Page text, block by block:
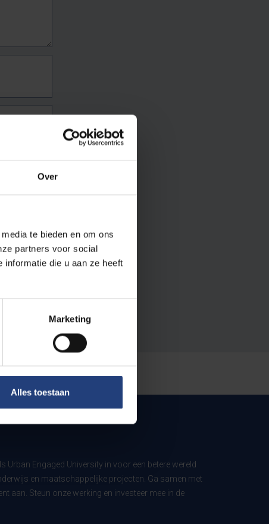
Over
te bieden en om ons
partners voor social
informatie die u aan ze heeft
Marketing
Alles toestaan
Urban Engaged University in voor een betere wereld
en maatschappelijke projecten. Ga samen met
aan. Steun onze werking en investeer mee in de